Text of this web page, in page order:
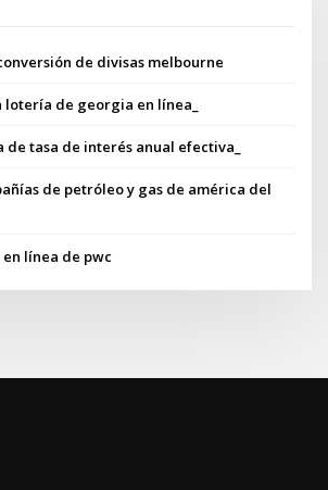
de divisas melbourne
lotería de georgia en línea_
de tasa de interés anual efectiva_
de petróleo y gas de américa del
línea de pwc